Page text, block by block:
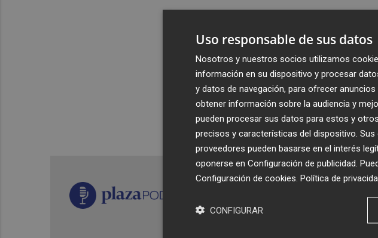
Recibe toda
Plaza
Uso responsable de sus datos
Nosotros y nuestros socios utilizamos
información en su dispositivo y procesar
y datos de navegación, para ofrecer
obtener información sobre la audiencia y
pueden procesar sus datos para estos y
precisos y características del dispositivo.
proveedores pueden basarse en el interés
oponerse en Configuración de publicidad .
Configuración de cookies Política de
CONFIGURAR